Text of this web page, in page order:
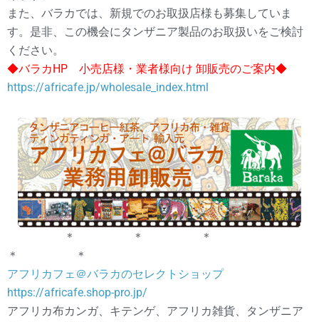
また、バラカでは、新規でのお取扱店様も募集していま
す。是非、この機会にタンザニア製品のお取扱いをご検討
ください。
◆バラカHP 小売店様・業者様向け 卸販売のご案内◆
https://africafe.jp/wholesale_index.html
＊ ＊ ＊
＊ ＊
アフリカフェ＠バラカのセレクトショップ
https://africafe.shop-pro.jp/
アフリカ布カンガ、キテンゲ、アフリカ雑貨、タンザニア